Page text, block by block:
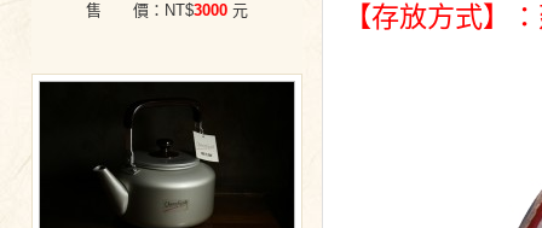
售 價：NT$3000 元 【存放方式】